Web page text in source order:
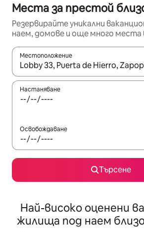
Места за престой
Резервирайте уникални
наем, домове и още много места
Местоположение
Когато резултатите се покажат,
Настаняване
Освобождаване
Търсене
Най-високо оценени
жилища под наем